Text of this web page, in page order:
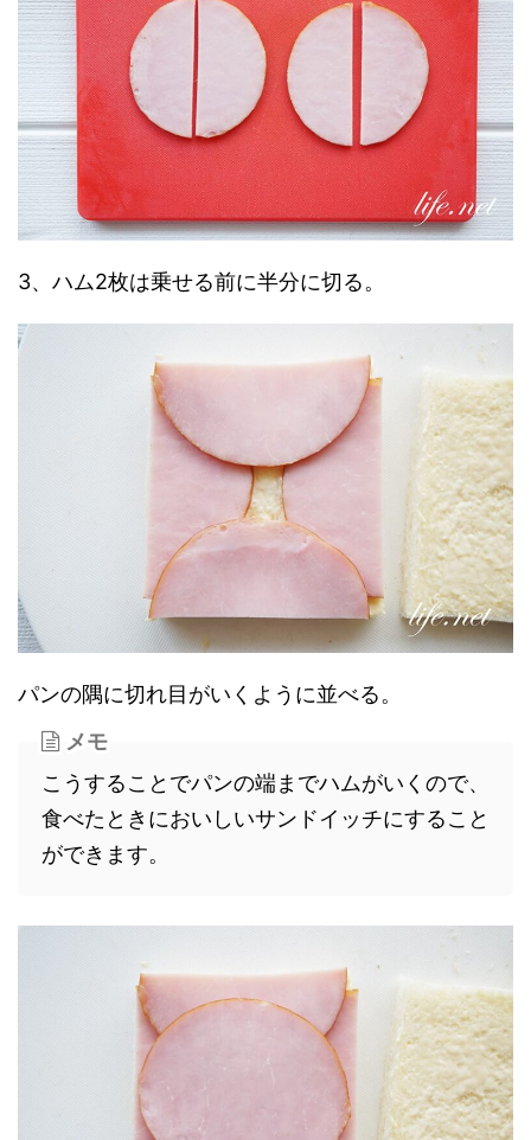
3、ハム2枚は乗せる前に半分に切る。
パンの隅に切れ目がいくように並べる。
メモ
こうすることでパンの端までハムがいくので、
食べたときにおいしいサンドイッチにすること
ができます。